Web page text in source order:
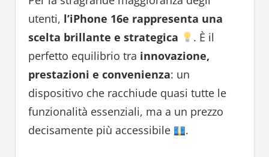
utenti, l’iPhone 16e rappresenta una
scelta brillante e strategica
. È il
perfetto equilibrio tra innovazione,
prestazioni e convenienza: un
dispositivo che racchiude quasi tutte le
funzionalità essenziali, ma a un prezzo
decisamente più accessibile
.